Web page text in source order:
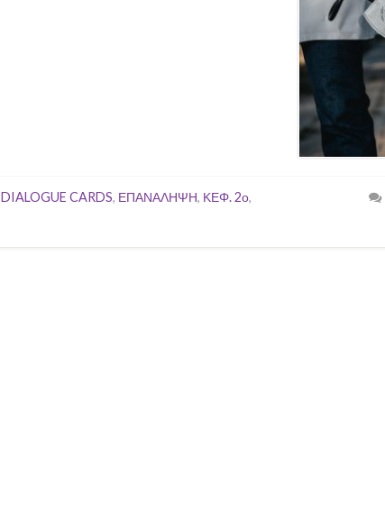
DIALOGUE CARDS, ΕΠΑΝΑΛΗΨΗ, ΚΕΦ. 2ο,